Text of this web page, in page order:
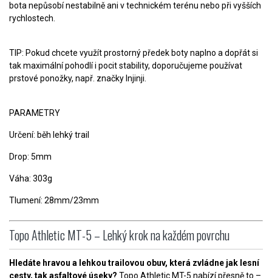
bota nepůsobí nestabilně ani v technickém terénu nebo při vyšších
rychlostech.
TIP: Pokud chcete využít prostorný předek boty naplno a dopřát si
tak maximální pohodlí i pocit stability, doporučujeme používat
prstové ponožky, např. značky Injinji.
PARAMETRY
Určení: běh lehký trail
Drop: 5mm
Váha: 303g
Tlumení: 28mm/23mm
Topo Athletic MT-5 – Lehký krok na každém povrchu
Hledáte hravou a lehkou trailovou obuv, která zvládne jak lesní
cesty, tak asfaltové úseky? Topo Athletic MT-5 nabízí přesně to –